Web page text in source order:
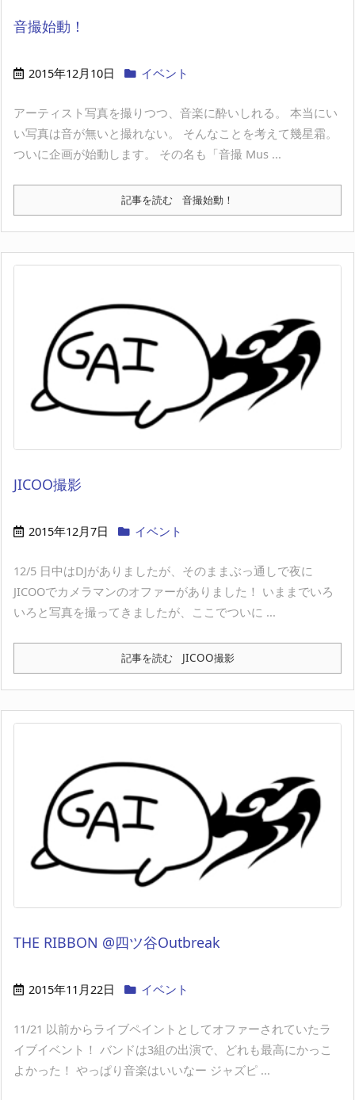
音撮始動！
2015年12月10日 イベント
アーティスト写真を撮りつつ、音楽に酔いしれる。 本当にい
い写真は音が無いと撮れない。 そんなことを考えて幾星霜。
ついに企画が始動します。 その名も「音撮 Mus ...
記事を読む 音撮始動！
JICOO撮影
2015年12月7日 イベント
12/5 日中はDJがありましたが、そのままぶっ通しで夜に
JICOOでカメラマンのオファーがありました！ いままでいろ
いろと写真を撮ってきましたが、ここでついに ...
記事を読む JICOO撮影
THE RIBBON @四ツ谷Outbreak
2015年11月22日 イベント
11/21 以前からライブペイントとしてオファーされていたラ
イブイベント！ バンドは3組の出演で、どれも最高にかっこ
よかった！ やっぱり音楽はいいなー ジャズピ ...